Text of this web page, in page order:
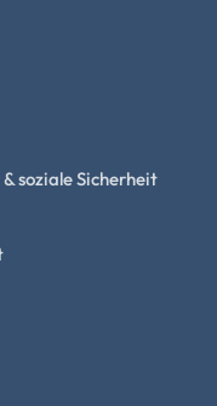
soziale Sicherheit